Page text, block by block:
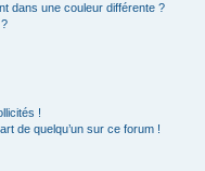
dans une couleur différente ?
!
de quelqu’un sur ce forum !